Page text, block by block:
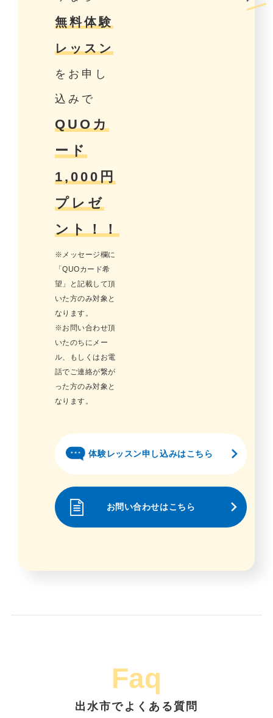
無料体験
レッスン
をお申し
込みで
QUOカ
ード
1,000円
プレゼ
ント！！
※メッセージ欄に
「QUOカード希
望」と記載して頂
いた方のみ対象と
なります。
※お問い合わせ頂
いたのちにメー
ル、もしくはお電
話でご連絡が繋が
った方のみ対象と
なります。
体験レッスン申し込みはこちら
お問い合わせはこちら
Faq
出水市でよくある質問